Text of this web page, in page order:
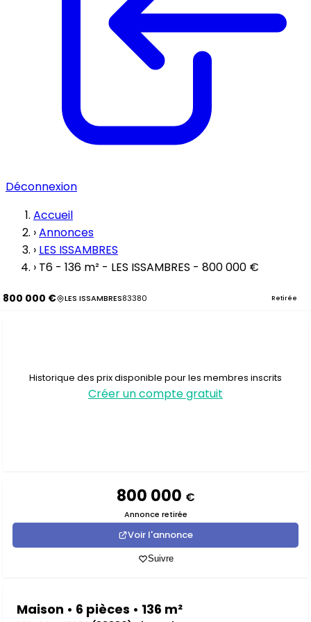
Déconnexion
Accueil
›Annonces
› LES ISSAMBRES
› T6 - 136 m² - LES ISSAMBRES - 800 000 €
800 000 € LES ISSAMBRES83380 Retirée
Historique des prix disponible pour les membres inscrits
Créer un compte gratuit
800 000 €
Annonce retirée
Voir l'annonce
Suivre
Maison • 6 pièces • 136 m²